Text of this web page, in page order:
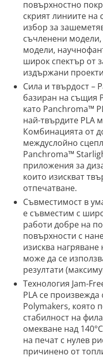
повърхностно
скрият линиите на
избор за
съчленени
модели,
широк спектър от
издържани
Сила и твърдост –
базиран на същия
като Panchroma™
най-твърдите PLA
Комбинацията от
междуслойно
Panchroma™
приложения за
които изискват
отпечатване.
Съвместимост в
е съвместим с
работи добре на
повърхности с
изисква нагряване
може да се
резултати
Технология Jam-
PLA се произвежда
Polymakers, която
стабилност на
омекване над
на печат с нулев
причинено от